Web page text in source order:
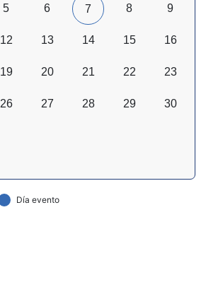
5 6 7 8 9
12 13 14 15 16
19 20 21 22 23
26 27 28 29 30
Día evento